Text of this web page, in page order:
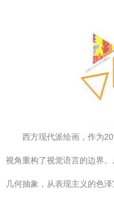
西方现代派绘画，作为
视角重构了视觉语言的边界
几何抽象，从表现主义的色